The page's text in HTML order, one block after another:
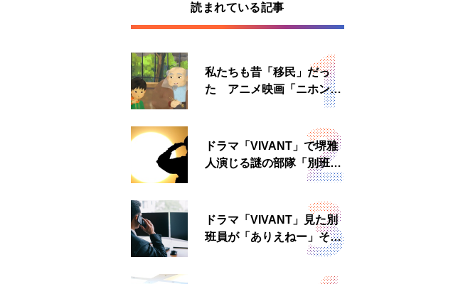
読まれている記事
私たちも昔「移民」だっ
た アニメ映画「ニホンジ
ドラマ「VIVANT」で堺雅
人演じる謎の部隊「別班」
は実在する？内情知る人物
ドラマ「VIVANT」見た別
班員が「ありえねー」その
理由とは 非公然組織ゆえ